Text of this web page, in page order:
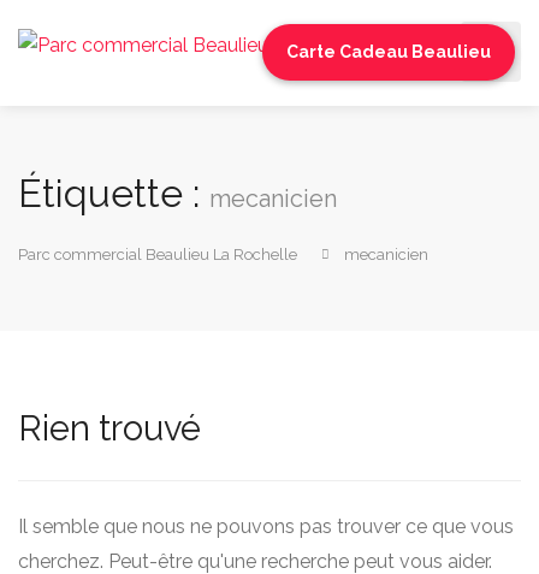
Carte Cadeau Beaulieu
Étiquette : mecanicien
Parc commercial Beaulieu La Rochelle mecanicien
Rien trouvé
Il semble que nous ne pouvons pas trouver ce que vous
cherchez. Peut-être qu'une recherche peut vous aider.